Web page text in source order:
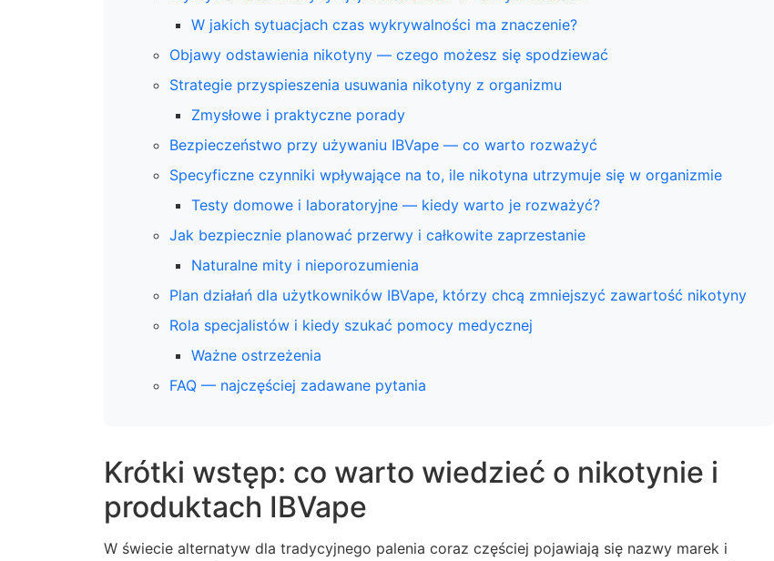
W jakich sytuacjach czas wykrywalności ma znaczenie?
Objawy odstawienia nikotyny — czego możesz się spodziewać
Strategie przyspieszenia usuwania nikotyny z organizmu
Zmysłowe i praktyczne porady
Bezpieczeństwo przy używaniu IBVape — co warto rozważyć
Specyficzne czynniki wpływające na to, ile nikotyna utrzymuje się w organizmie
Testy domowe i laboratoryjne — kiedy warto je rozważyć?
Jak bezpiecznie planować przerwy i całkowite zaprzestanie
Naturalne mity i nieporozumienia
Plan działań dla użytkowników IBVape, którzy chcą zmniejszyć zawartość nikotyny
Rola specjalistów i kiedy szukać pomocy medycznej
Ważne ostrzeżenia
FAQ — najczęściej zadawane pytania
Krótki wstęp: co warto wiedzieć o nikotynie i
produktach IBVape
W świecie alternatyw dla tradycyjnego palenia coraz częściej pojawiają się nazwy marek i